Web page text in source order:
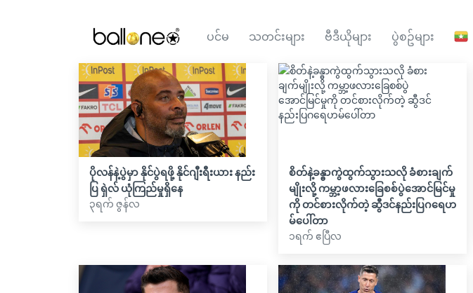
ပင်မ သတင်းများ ဗီဒီယိုများ ပွဲစဥ်များ
ပိုလန်နဲ့ပွဲမှာ နိုင်ပွဲရဖို့ နိုင်ဂျီးရီးယား နည်း
ပြ ရှဲလ် ယုံကြည်မှုရှိနေ
၃ရက် ဇွန်လ
စိတ်နဲ့ခန္ဓာကွဲထွက်သွားသလို ခံစားချက်
မျိုးလို့ ကမ္ဘာ့ဖလားခြေစစ်ပွဲအောင်မြင်မှု
ကို တင်စားလိုက်တဲ့ ဆွီဒင်နည်းပြဂရေဟ
မ်ပေါ်တာ
၁ရက် ဧပြီလ